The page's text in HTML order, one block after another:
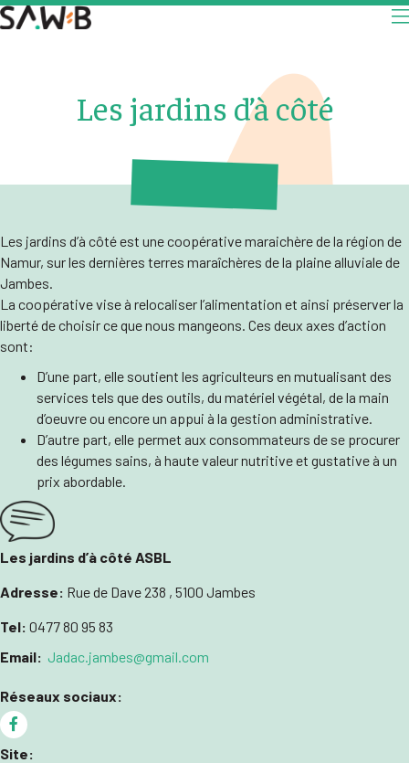
Les jardins d’à côté
Les jardins d’à côté est une coopérative maraichère de la région de
Namur, sur les dernières terres maraîchères de la plaine alluviale de
Jambes.
La coopérative vise à relocaliser l’alimentation et ainsi préserver la
liberté de choisir ce que nous mangeons. Ces deux axes d’action
sont:
D’une part, elle soutient les agriculteurs en mutualisant des
services tels que des outils, du matériel végétal, de la main
d’oeuvre ou encore un appui à la gestion administrative.
D’autre part, elle permet aux consommateurs de se procurer
des légumes sains, à haute valeur nutritive et gustative à un
prix abordable.
Les jardins d’à côté ASBL
Adresse: Rue de Dave 238 , 5100 Jambes
Tel: 0477 80 95 83
Email: Jadac.jambes@gmail.com
Réseaux sociaux:
Site: